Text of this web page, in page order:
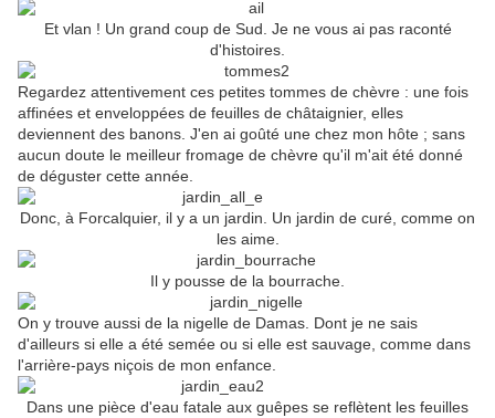
Et vlan ! Un grand coup de Sud. Je ne vous ai pas raconté
d'histoires.
Regardez attentivement ces petites tommes de chèvre : une fois
affinées et enveloppées de feuilles de châtaignier, elles
deviennent des banons. J'en ai goûté une chez mon hôte ; sans
aucun doute le meilleur fromage de chèvre qu'il m'ait été donné
de déguster cette année.
Donc, à Forcalquier, il y a un jardin. Un jardin de curé, comme on
les aime.
Il y pousse de la bourrache.
On y trouve aussi de la nigelle de Damas. Dont je ne sais
d'ailleurs si elle a été semée ou si elle est sauvage, comme dans
l'arrière-pays niçois de mon enfance.
Dans une pièce d'eau fatale aux guêpes se reflètent les feuilles